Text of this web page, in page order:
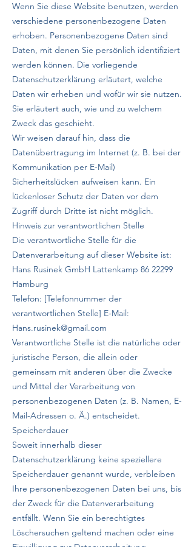
Wenn Sie diese Website benutzen, werden
verschiedene personenbezogene Daten
erhoben. Personenbezogene Daten sind
Daten, mit denen Sie persönlich identifiziert
werden können. Die vorliegende
Datenschutzerklärung erläutert, welche
Daten wir erheben und wofür wir sie nutzen.
Sie erläutert auch, wie und zu welchem
Zweck das geschieht.
Wir weisen darauf hin, dass die
Datenübertragung im Internet (z. B. bei der
Kommunikation per E-Mail)
Sicherheitslücken aufweisen kann. Ein
lückenloser Schutz der Daten vor dem
Zugriff durch Dritte ist nicht möglich.
Hinweis zur verantwortlichen Stelle
Die verantwortliche Stelle für die
Datenverarbeitung auf dieser Website ist:
Hans Rusinek GmbH Lattenkamp 86 22299
Hamburg
Telefon: [Telefonnummer der
verantwortlichen Stelle] E-Mail:
Hans.rusinek@gmail.com
Verantwortliche Stelle ist die natürliche oder
juristische Person, die allein oder
gemeinsam mit anderen über die Zwecke
und Mittel der Verarbeitung von
personenbezogenen Daten (z. B. Namen, E-
Mail-Adressen o. Ä.) entscheidet.
Speicherdauer
Soweit innerhalb dieser
Datenschutzerklärung keine speziellere
Speicherdauer genannt wurde, verbleiben
Ihre personenbezogenen Daten bei uns, bis
der Zweck für die Datenverarbeitung
entfällt. Wenn Sie ein berechtigtes
Löschersuchen geltend machen oder eine